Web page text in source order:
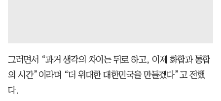
그러면서 “과거 생각의 차이는 뒤로 하고, 이제 화합과 통합
의 시간”이라며 “더 위대한 대한민국을 만들겠다”고 전했
다.